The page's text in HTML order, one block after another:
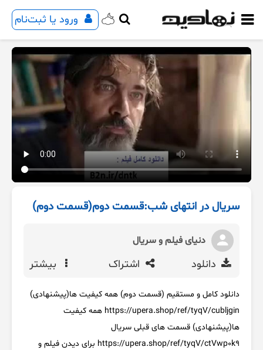
ورود یا ثبت‌نام
سریال در انتهای شب:قسمت دوم(قسمت دوم)
دنیای فیلم و سریال
دانلود اشتراک بیشتر
دانلود کامل و مستقیم (قسمت دوم) همه کیفیت ها(پیشنهادی)
https://upera.shop/ref/tyqV/cubljgin همه کیفیت
ها(پیشنهادی) قسمت های قبلی سریال
https://upera.shop/ref/tyqV/ctVwp0k9 برای دیدن فیلم و